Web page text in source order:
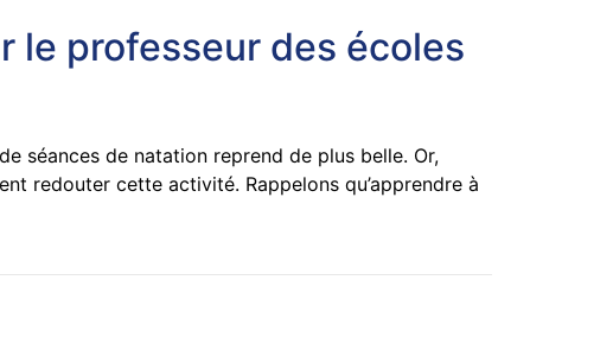
le professeur des écoles
séances de natation reprend de plus belle. Or,
redouter cette activité. Rappelons qu’apprendre à